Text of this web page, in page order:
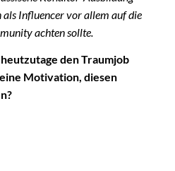
als Influencer vor allem auf die
achten sollte.
den Traumjob
Motivation, diesen